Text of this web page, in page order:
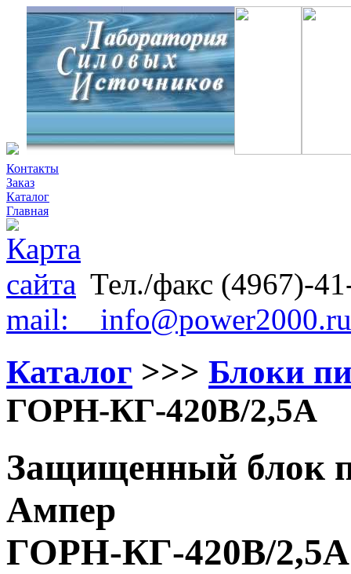
Контакты
Заказ
Каталог
Главная
Тел./факс (4967)-
mail: info@power2000.ru
Каталог >>> Блоки
ГОРН-КГ-420В/2,5А
Защищенный блок
Ампер
ГОРН-КГ-420В/2,5А